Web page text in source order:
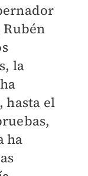
Rubén
la
hasta el
ha